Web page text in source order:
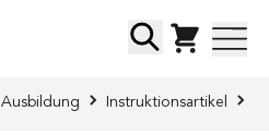
Suche
Ausbildung Instruktionsartikel